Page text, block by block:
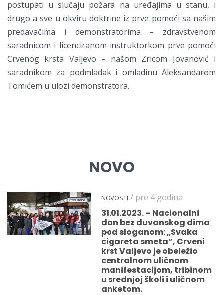
postupati u slučaju požara na uređajima u stanu, i
drugo a sve u okviru doktrine iz prve pomoći sa našim
predavačima i demonstratorima – zdravstvenom
saradnicom i licenciranom instruktorkom prve pomoći
Crvenog krsta Valjevo – našom Zricom Jovanović i
saradnikom za podmladak i omladinu Aleksandarom
Tomićem u ulozi demonstratora.
NOVO
NOVOSTI / pre 4 godina
31.01.2023. – Nacionalni
dan bez duvanskog dima
pod sloganom: „Svaka
cigareta smeta”, Crveni
krst Valjevo je obeležio
centralnom uličnom
manifestacijom, tribinom
u srednjoj školi i uličnom
anketom.